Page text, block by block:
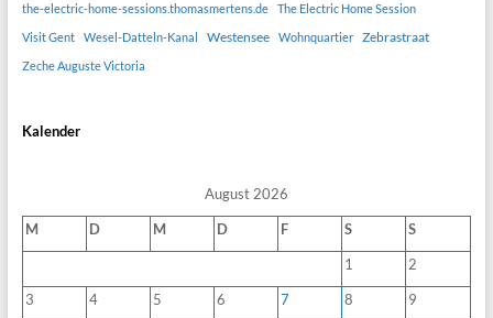
the-electric-home-sessions.thomasmertens.de
The Electric Home Session
Visit Gent
Wesel-Datteln-Kanal Westensee Wohnquartier Zebrastraat
Zeche Auguste Victoria
Kalender
August 2026
M
D M D F S
S
1
2
3
4 5 6 7 8
9